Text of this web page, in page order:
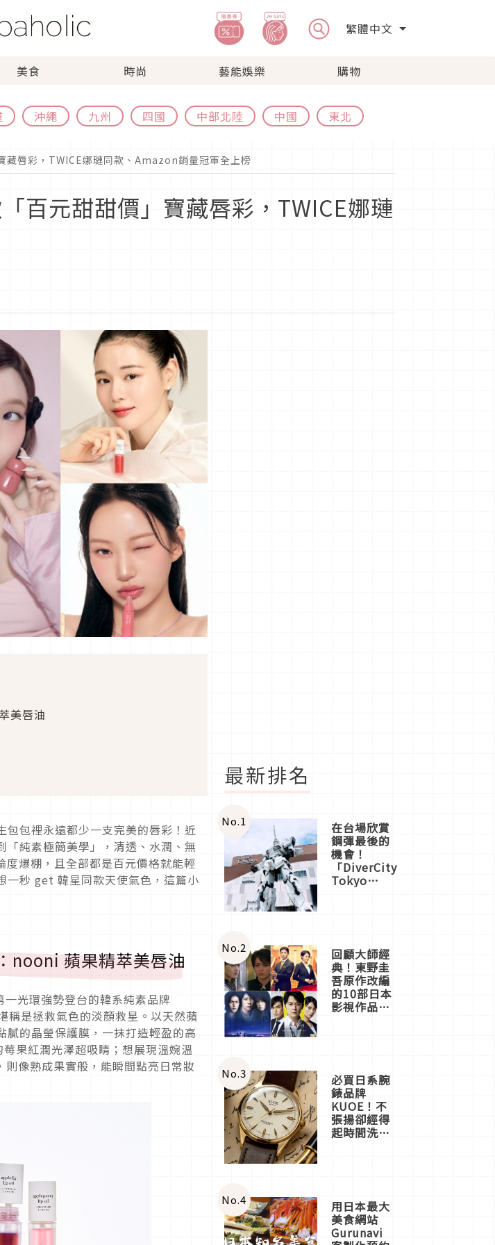
繁體中文
美食 時尚 藝能娛樂 購物
沖繩 九州 四國 中部北陸 中國 東北
藏唇彩，TWICE娜璉同款、Amazon銷量冠軍全上榜
百元甜甜價」寶藏唇彩，TWICE娜璉
美唇油
包裡永遠都少一支完美的唇彩！近
純素極簡美學」，清透、水潤、無
爆棚，且全部都是百元價格就能輕
一秒 get 韓星同款天使氣色，這篇小
nooni 蘋果精萃美唇油
光環強勢登台的韓系純素品牌
是拯救氣色的淡顏救星。以天然蘋
的晶瑩保護膜，一抹打造輕盈的高
果紅潤光澤超吸睛；想展現溫婉溫
像熟成果實般，能瞬間點亮日常妝
最新排名
No.1 在台場欣賞
鋼彈最後的
機會！
「DiverCity
Tokyo
體驗
No.2 回顧大師經
典！東野圭
吾原作改編
的10部日本
影視作品推
No.3 必買日系腕
錶品牌
KUOE！不
張揚卻經得
起時間洗鍊
No.4 用日本最大
美食網站
Gurunavi